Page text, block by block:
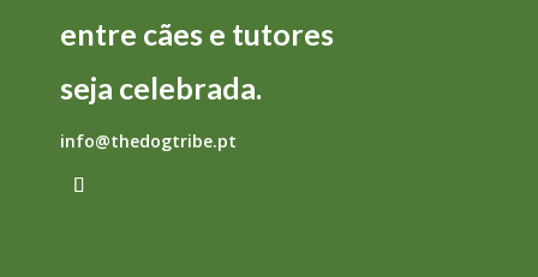
entre cães e tutores
seja celebrada.
info@thedogtribe.pt